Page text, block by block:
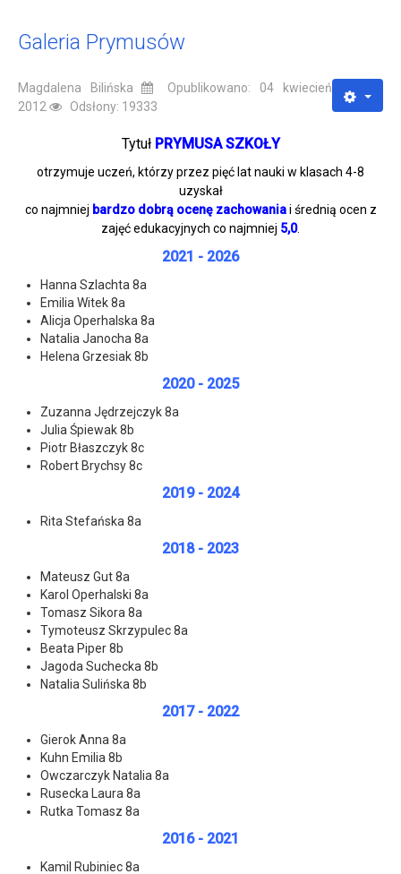
Galeria Prymusów
Magdalena Bilińska
Opublikowano: 04 kwiecień
2012
Odsłony: 19333
Tytuł PRYMUSA SZKOŁY
otrzymuje uczeń, którzy przez pięć lat nauki w klasach 4-8
uzyskał
co najmniej bardzo dobrą ocenę zachowaniai średnią ocen z
zajęć edukacyjnych co najmniej 5,0.
2021 - 2026
Hanna Szlachta 8a
Emilia Witek 8a
Alicja Operhalska 8a
Natalia Janocha 8a
Helena Grzesiak 8b
2020 - 2025
Zuzanna Jędrzejczyk 8a
Julia Śpiewak 8b
Piotr Błaszczyk 8c
Robert Brychsy 8c
2019 - 2024
Rita Stefańska 8a
2018 - 2023
Mateusz Gut 8a
Karol Operhalski 8a
Tomasz Sikora 8a
Tymoteusz Skrzypulec 8a
Beata Piper 8b
Jagoda Suchecka 8b
Natalia Sulińska 8b
2017 - 2022
Gierok Anna 8a
Kuhn Emilia 8b
Owczarczyk Natalia 8a
Rusecka Laura 8a
Rutka Tomasz 8a
2016 - 2021
Kamil Rubiniec 8a